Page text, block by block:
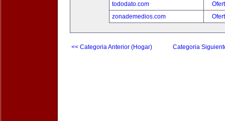
tododato.com
zonademedios.com
<< Categoria Anterior (Hogar) Categoria